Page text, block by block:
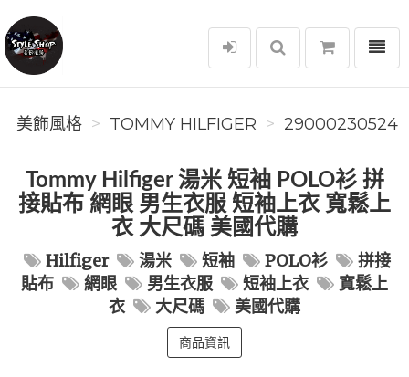
美飾風格
選單
美飾風格 TOMMY HILFIGER 29000230524
Tommy Hilfiger 湯米 短袖 POLO衫 拼
接貼布 網眼 男生衣服 短袖上衣 寬鬆上
衣 大尺碼 美國代購
Hilfiger 湯米 短袖 POLO衫
拼接
貼布
網眼 男生衣服 短袖上衣
寬鬆上
衣
大尺碼 美國代購
商品資訊